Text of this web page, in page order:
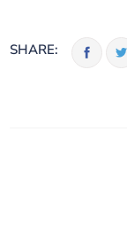
SHARE: